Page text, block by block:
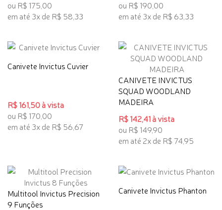
ou R$ 175,00
em até 3x de R$ 58,33
ou R$ 190,00
em até 3x de R$ 63,33
Canivete Invictus Cuvier
R$ 161,50 à vista
ou R$ 170,00
em até 3x de R$ 56,67
CANIVETE INVICTUS
SQUAD WOODLAND
MADEIRA
R$ 142,41 à vista
ou R$ 149,90
em até 2x de R$ 74,95
Multitool Invictus Precision
9 Funções
Canivete Invictus Phanton